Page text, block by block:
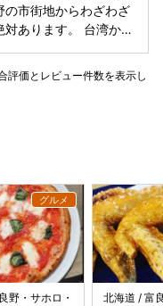
の市街地からわざわざ
す。 台湾から
評価とレビュー件数を表示し
野・サホロ・
北海道 / 富